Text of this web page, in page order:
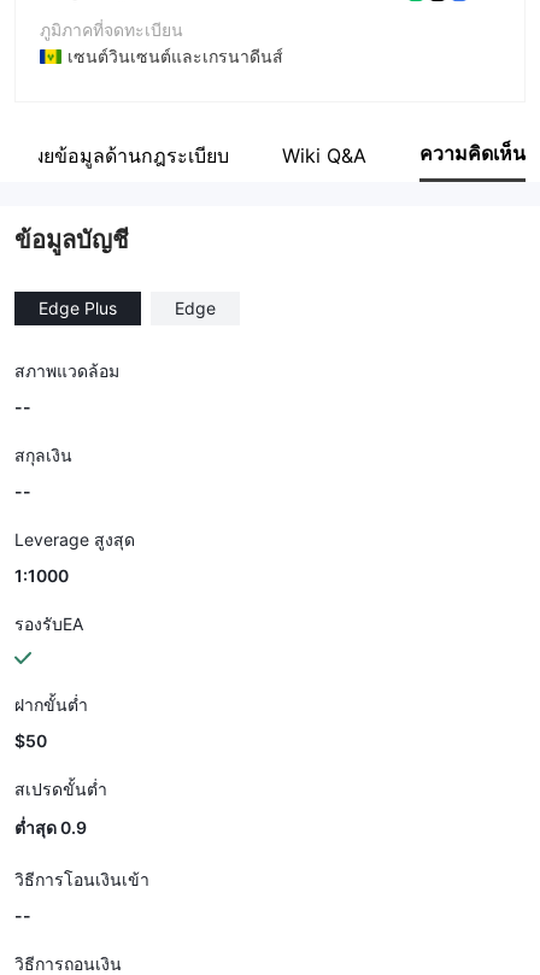
ภูมิภาคที่จดทะเบียน
เซนต์วินเซนต์และเกรนาดีนส์
ชื่อบริษัท
ปิดเผยข้อมูลด้านกฎระเบียบ Wiki Q&A ความคิดเห็น
ข้อมูลบัญชี
Edge Plus Edge
สภาพแวดล้อม
--
สกุลเงิน
--
Leverage สูงสุด
1:1000
รองรับEA
ฝากขั้นต่ำ
$50
สเปรดขั้นต่ำ
ต่ำสุด 0.9
วิธีการโอนเงินเข้า
--
วิธีการถอนเงิน